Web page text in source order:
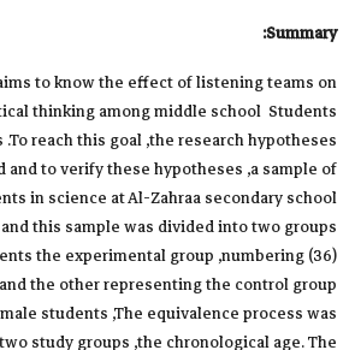
Summary:
to know the effect of listening teams on
thinking among middle school Students
reach this goal ,the research hypotheses
to verify these hypotheses ,a sample of
in science at Al-Zahraa secondary school
this sample was divided into two groups
the experimental group ,numbering (36)
the other representing the control group
students ,The equivalence process was
study groups ,the chronological age. The